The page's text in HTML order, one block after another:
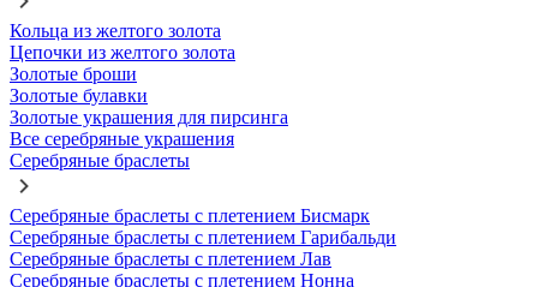
Кольца из желтого золота
Цепочки из желтого золота
Золотые броши
Золотые булавки
Золотые украшения для пирсинга
Все серебряные украшения
Серебряные браслеты
Серебряные браслеты с плетением Бисмарк
Серебряные браслеты с плетением Гарибальди
Серебряные браслеты с плетением Лав
Серебряные браслеты с плетением Нонна